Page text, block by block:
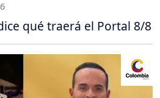
qué traerá el Portal 8/8